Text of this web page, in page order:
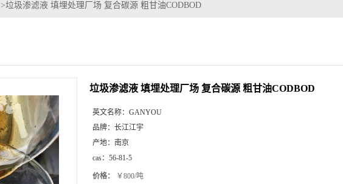
>垃圾渗滤液 填埋处理厂场 复合碳源 粗甘油CODBOD
垃圾渗滤液 填埋处理厂场 复合碳源 粗甘油CODBOD
英文名称： GANYOU
品牌： 长江江宇
产地： 南京
cas： 56-81-5
价格： ￥800/吨